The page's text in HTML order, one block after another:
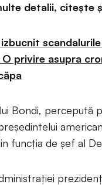
detalii, citește
O privire asupra
Bondi, percepută
funcția de șef al